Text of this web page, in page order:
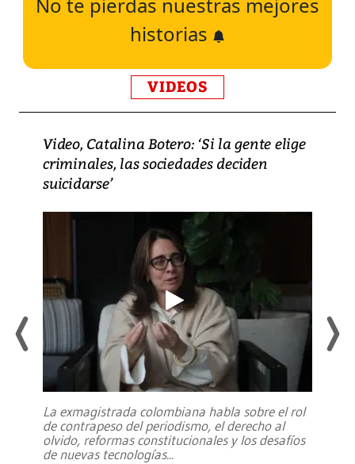
No te pierdas nuestras mejores
historias
VIDEOS
Video, Catalina Botero: ‘Si la gente elige
criminales, las sociedades deciden
suicidarse’
La exmagistrada colombiana habla sobre el rol
de contrapeso del periodismo, el derecho al
olvido, reformas constitucionales y los desafíos
de nuevas tecnologías...